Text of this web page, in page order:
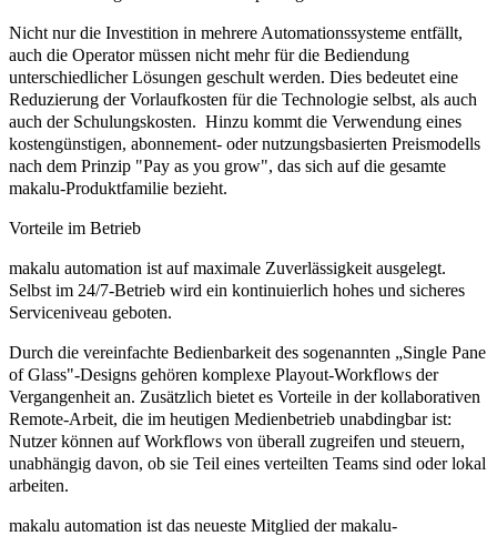
Nicht nur die Investition in mehrere Automationssysteme entfällt,
auch die Operator müssen nicht mehr für die Bediendung
unterschiedlicher Lösungen geschult werden. Dies bedeutet eine
Reduzierung der Vorlaufkosten für die Technologie selbst, als auch
auch der Schulungskosten. Hinzu kommt die Verwendung eines
kostengünstigen, abonnement- oder nutzungsbasierten Preismodells
nach dem Prinzip "Pay as you grow", das sich auf die gesamte
makalu-Produktfamilie bezieht.
Vorteile im Betrieb
makalu automation ist auf maximale Zuverlässigkeit ausgelegt.
Selbst im 24/7-Betrieb wird ein kontinuierlich hohes und sicheres
Serviceniveau geboten.
Durch die vereinfachte Bedienbarkeit des sogenannten „Single Pane
of Glass"-Designs gehören komplexe Playout-Workflows der
Vergangenheit an. Zusätzlich bietet es Vorteile in der kollaborativen
Remote-Arbeit, die im heutigen Medienbetrieb unabdingbar ist:
Nutzer können auf Workflows von überall zugreifen und steuern,
unabhängig davon, ob sie Teil eines verteilten Teams sind oder lokal
arbeiten.
makalu automation ist das neueste Mitglied der makalu-